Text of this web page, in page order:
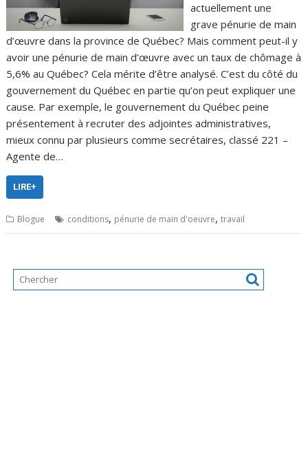
actuellement une
grave pénurie de main
d’œuvre dans la province de Québec? Mais comment peut-il y
avoir une pénurie de main d’œuvre avec un taux de chômage à
5,6% au Québec? Cela mérite d’être analysé. C’est du côté du
gouvernement du Québec en partie qu’on peut expliquer une
cause. Par exemple, le gouvernement du Québec peine
présentement à recruter des adjointes administratives,
mieux connu par plusieurs comme secrétaires, classé 221 –
Agente de…
LIRE+
Blogue conditions, pénurie de main d'oeuvre,travail